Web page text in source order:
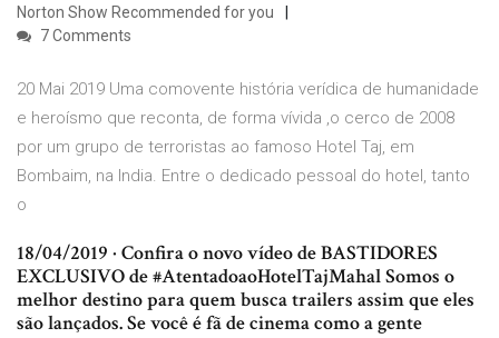
Norton Show Recommended for you
7 Comments
20 Mai 2019 Uma comovente história verídica de humanidade
e heroísmo que reconta, de forma vívida ,o cerco de 2008
por um grupo de terroristas ao famoso Hotel Taj, em
Bombaim, na India. Entre o dedicado pessoal do hotel, tanto
o
18/04/2019 · Confira o novo vídeo de BASTIDORES
EXCLUSIVO de #AtentadoaoHotelTajMahal Somos o
melhor destino para quem busca trailers assim que eles
são lançados. Se você é fã de cinema como a gente